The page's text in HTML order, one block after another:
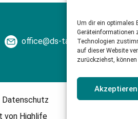
Um dir ein optimales
Geräteinformationen
Technologien
auf dieser Website
zurückziehst,
Akzeptieren
office@ds-tax.de
Datenschutz
von Highlife